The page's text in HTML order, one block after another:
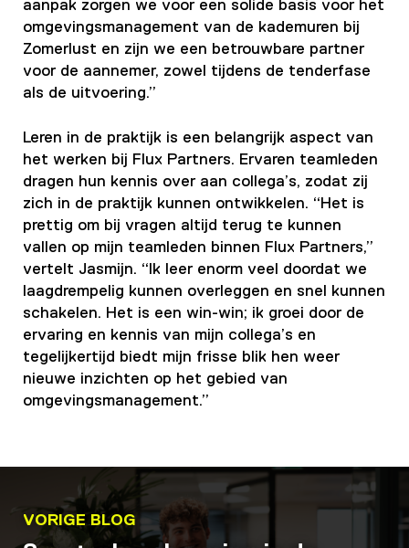
aanpak zorgen we voor een solide basis voor het
omgevingsmanagement van de kademuren bij
Zomerlust en zijn we een betrouwbare partner
voor de aannemer, zowel tijdens de tenderfase
als de uitvoering.”
Leren in de praktijk is een belangrijk aspect van
het werken bij Flux Partners. Ervaren teamleden
dragen hun kennis over aan collega’s, zodat zij
zich in de praktijk kunnen ontwikkelen. “Het is
prettig om bij vragen altijd terug te kunnen
vallen op mijn teamleden binnen Flux Partners,”
vertelt Jasmijn. “Ik leer enorm veel doordat we
laagdrempelig kunnen overleggen en snel kunnen
schakelen. Het is een win-win; ik groei door de
ervaring en kennis van mijn collega’s en
tegelijkertijd biedt mijn frisse blik hen weer
nieuwe inzichten op het gebied van
omgevingsmanagement.”
VORIGE BLOG